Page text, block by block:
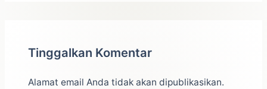
Tinggalkan Komentar
Alamat email Anda tidak akan dipublikasikan.